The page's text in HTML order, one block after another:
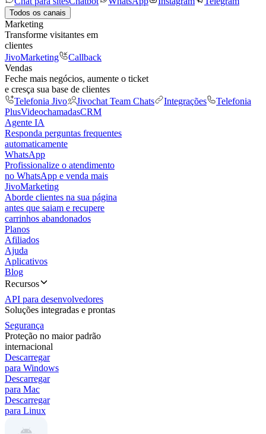
Todos os canais
Marketing
Transforme visitantes em
clientes
JivoMarketing
Callback
Vendas
Feche mais negócios, aumente o ticket
e cresça sua base de clientes
Telefonia Jivo
Jivochat Team Chats Integrações
Telefonia
PlusVideochamadasCRM
Agente IA
Responda perguntas frequentes
automaticamente
WhatsApp
Profissionalize o atendimento
no WhatsApp e venda mais
JivoMarketing
Aborde clientes na sua página
antes que saiam e recupere
carrinhos abandonados
Planos
Afiliados
Ajuda
Aplicativos
Blog
Recursos
API para desenvolvedores
Soluções integradas e prontas
Segurança
Proteção no maior padrão
internacional
Descarregar
para Windows
Descarregar
para Mac
Descarregar
para Linux